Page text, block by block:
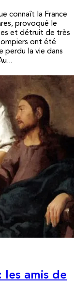
connaît la France
provoqué le
et détruit de très
ont été
perdu la vie dans
les amis de